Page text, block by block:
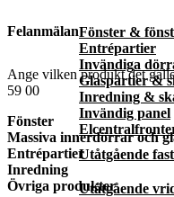
Fönster &
Entrépartier
Invändiga
Glaspartier &
Inredning &
Invändig panel
Utåtgående
Utåtgående
Felanmälan
Ange vilken produkt det
59 00
Fönster
Massiva innerdörrar och
Entrépartier
Inredning
Övriga produkter